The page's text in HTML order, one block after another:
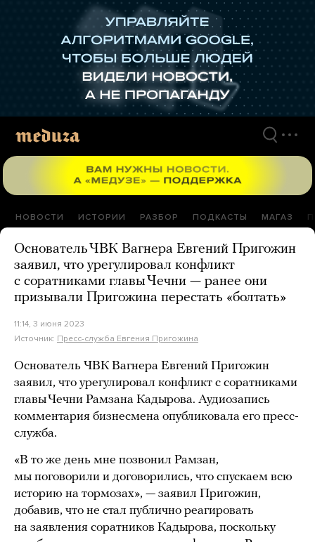
НОВОСТИ ИСТОРИИ РАЗБОР ПОДКАСТЫ МАГАЗ
Основатель ЧВК Вагнера Евгений Пригожин
заявил, что урегулировал конфликт
с соратниками главы Чечни — ранее они
призывали Пригожина перестать «болтать»
11:14, 3 июня 2023
Источник: Пресс-служба Евгения Пригожина
Основатель ЧВК Вагнера Евгений Пригожин
заявил, что урегулировал конфликт с соратниками
главы Чечни Рамзана Кадырова. Аудиозапись
комментария бизнесмена опубликовала его пресс-
служба.
«В то же день мне позвонил Рамзан,
мы поговорили и договорились, что спускаем всю
историю на тормозах», — заявил Пригожин,
добавив, что не стал публично реагировать
на заявления соратников Кадырова, поскольку